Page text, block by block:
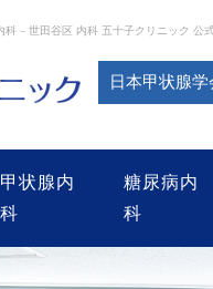
– 世田谷区 内科 五十子クリニック 公
日本甲状腺
甲状腺内
科
糖尿病内
科